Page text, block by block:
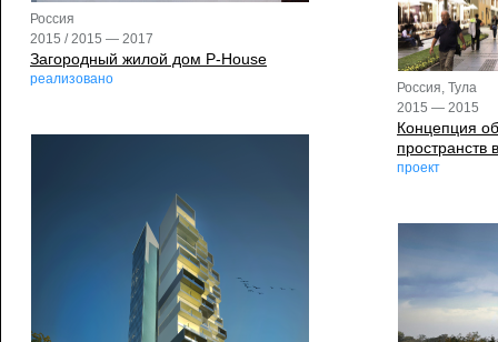
Россия
2015 / 2015 — 2017
Загородный жилой дом P-House
реализовано
Россия, Тула
2015 — 2015
Концепция
пространств
проект